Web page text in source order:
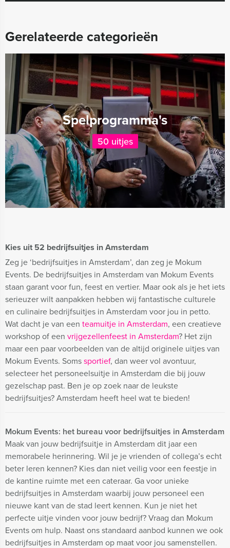
Kies uit 52 bedrijfsuitjes in Amsterdam
Zeg je ‘bedrijfsuitjes in Amsterdam’, dan zeg je Mokum
Events. De bedrijfsuitjes in Amsterdam van Mokum Events
staan garant voor fun, feest en vertier. Maar ook als je het iets
serieuzer wilt aanpakken hebben wij fantastische culturele
en culinaire bedrijfsuitjes in Amsterdam voor jou in petto.
Wat dacht je van een teamuitje in Amsterdam, een creatieve
workshop of een vrijgezellenfeest in Amsterdam? Het zijn
maar een paar voorbeelden van de altijd originele uitjes van
Mokum Events. Somssportief, dan weer vol avontuur,
selecteer het personeelsuitje in Amsterdam die bij jouw
gezelschap past. Ben je op zoek naar de leukste
bedrijfsuitjes? Amsterdam heeft heel wat te bieden!
Gerelateerde categorieën
Spelprogramma's
50 uitjes
Mokum Events: het bureau voor bedrijfsuitjes in Amsterdam
Maak van jouw bedrijfsuitje in Amsterdam dit jaar een
memorabele herinnering. Wil je je vrienden of collega’s echt
beter leren kennen? Kies dan niet veilig voor een feestje in
de kantine ruimte met een cateraar. Ga voor unieke
bedrijfsuitjes in Amsterdam waarbij jouw personeel een
nieuwe kant van de stad leert kennen. Kun je niet het
perfecte uitje vinden voor jouw bedrijf? Vraag dan Mokum
Events om hulp. Naast ons standaard aanbod kunnen we ook
bedrijfsuitjes in Amsterdam op maat voor jou samenstellen.